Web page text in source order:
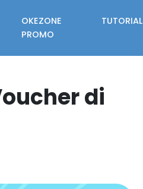
OKEZONE
PROMO
TUTORIAL
di